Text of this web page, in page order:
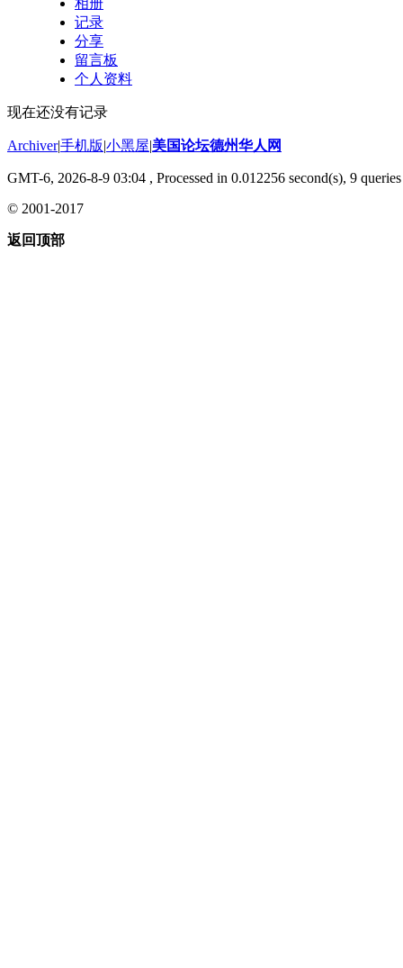
记录
分享
留言板
个人资料
现在还没有记录
Archiver|手机版|小黑屋|美国论坛德州华人网
GMT-6, 2026-8-9 03:04 , Processed in 0.012256 second(s), 9
© 2001-2017
返回顶部